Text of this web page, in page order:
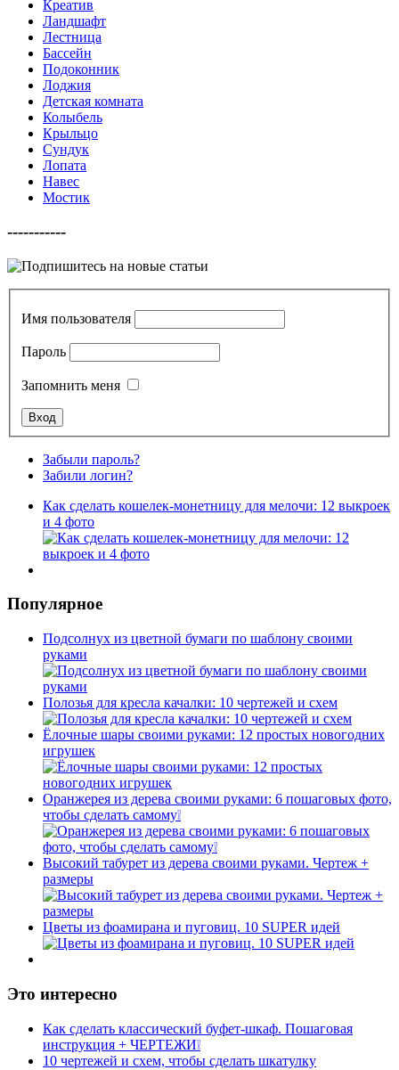
Креатив
Ландшафт
Лестница
Бассейн
Подоконник
Лоджия
Детская комната
Колыбель
Крыльцо
Сундук
Лопата
Навес
Мостик
-----------
Имя пользователя
Пароль
Запомнить меня
Забыли пароль?
Забили логин?
Как сделать кошелек-монетницу для мелочи: 12 выкроек
и 4 фото
Популярное
Подсолнух из цветной бумаги по шаблону своими
руками
Полозья для кресла качалки: 10 чертежей и схем
Ёлочные шары своими руками: 12 простых новогодних
игрушек
Оранжерея из дерева своими руками: 6 пошаговых фото,
чтобы сделать самому❕
Высокий табурет из дерева своими руками. Чертеж +
размеры
Цветы из фоамирана и пуговиц. 10 SUPER идей
Это интересно
Как сделать классический буфет-шкаф. Пошаговая
инструкция + ЧЕРТЕЖИ❕
10 чертежей и схем, чтобы сделать шкатулку